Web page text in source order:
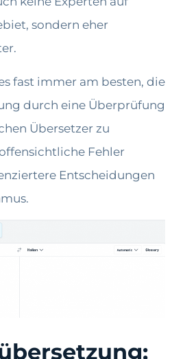
sondern eher
fast immer am besten, die
durch eine Überprüfung
Übersetzer zu
Fehler
Entscheidungen